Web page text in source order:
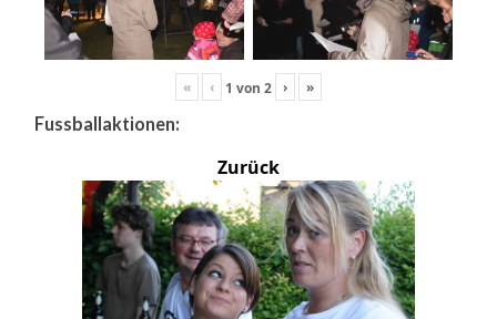
« ‹ 1 von 2 › »
Fussballaktionen:
Zurück